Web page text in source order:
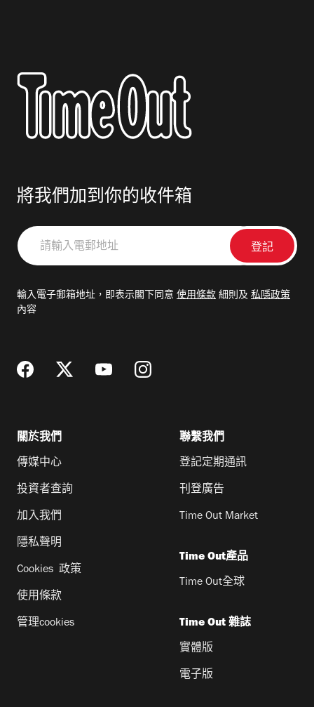
將我們加到你的收件箱
請
輸
郵
輸入電子郵箱地址，即表示閣下同意 使用條款 細則及 私隱政策
內容
關於我們
傳媒中心
投資者查詢
加入我們
隱私聲明
Cookies 政策
使用條款
管理cookies
聯繫我們
登記定期通訊
刊登廣告
Time Out Market
Time Out產品
Time Out全球
Time Out 雜誌
實體版
電子版